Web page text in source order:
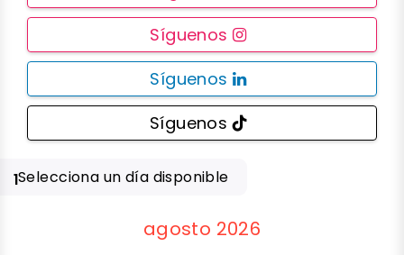
Síguenos
Síguenos
Síguenos
Selecciona un día disponible
1
agosto 2026